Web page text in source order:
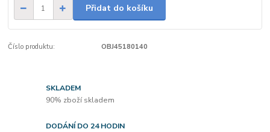
Přidat do košíku
Číslo produktu: OBJ45180140
SKLADEM
90% zboží skladem
DODÁNÍ DO 24 HODIN